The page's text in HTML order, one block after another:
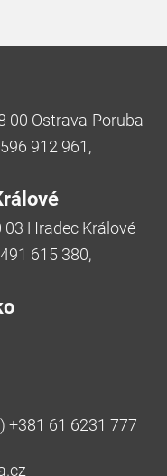
00 Ostrava-Poruba
912 961,
Hradec Králové
615 380,
+381 61 6231 777